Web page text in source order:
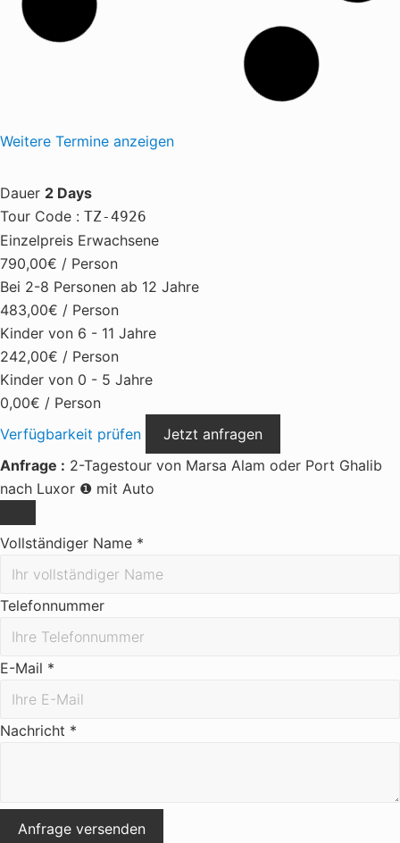
Weitere Termine anzeigen
Dauer 2 Days
Tour Code : TZ-4926
Einzelpreis Erwachsene
790,00€ / Person
Bei 2-8 Personen ab 12 Jahre
483,00€ / Person
Kinder von 6 - 11 Jahre
242,00€ / Person
Kinder von 0 - 5 Jahre
0,00€ / Person
Verfügbarkeit prüfen
Jetzt anfragen
Anfrage : 2-Tagestour von Marsa Alam oder Port Ghalib
nach Luxor ❶ mit Auto
Vollständiger Name *
Telefonnummer
E-Mail *
Nachricht *